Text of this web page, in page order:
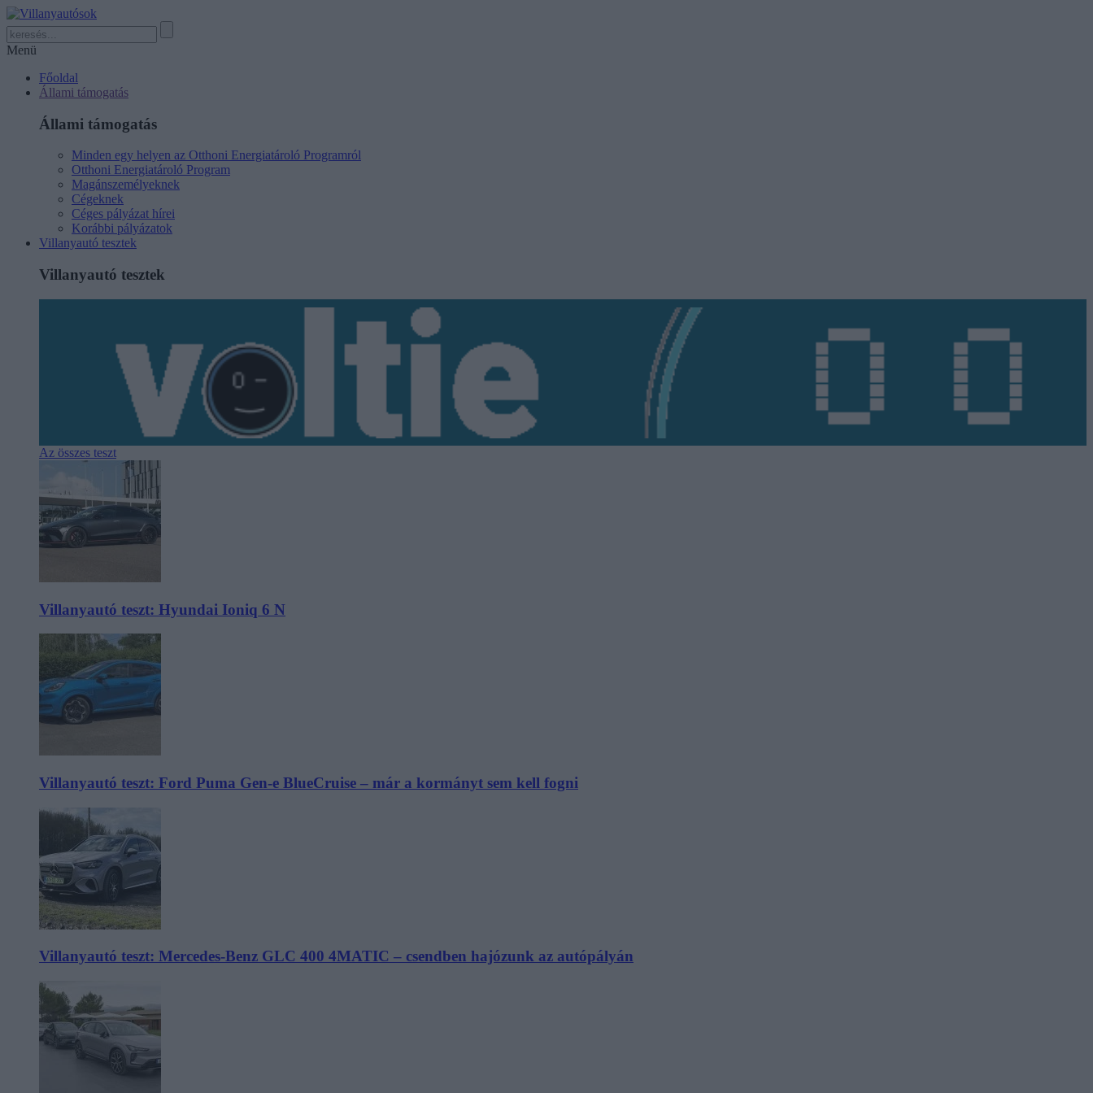
Menü
Főoldal
Állami támogatás
Állami támogatás
Minden egy helyen az Otthoni Energiatároló Programról
Otthoni Energiatároló Program
Magánszemélyeknek
Cégeknek
Céges pályázat hírei
Korábbi pályázatok
Villanyautó tesztek
Villanyautó tesztek
Az összes teszt
Villanyautó teszt: Hyundai Ioniq 6 N
Villanyautó teszt: Ford Puma Gen-e BlueCruise – már a kormányt sem kell fogni
Villanyautó teszt: Mercedes-Benz GLC 400 4MATIC – csendben hajózunk az autópályán